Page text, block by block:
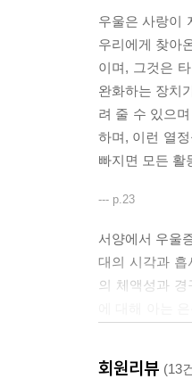
우울은 사랑이
우리에게 찾아
이며, 그것은
완화하는 장치
려 줄 수 있으
하며, 이런 열
빠지면 모든 활
--- p.23
서양에서 우울
대의 시각과 흡
의 체액성과
회원리뷰 (13